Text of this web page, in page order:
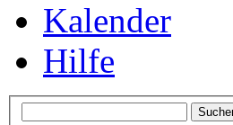
Kalender
Hilfe